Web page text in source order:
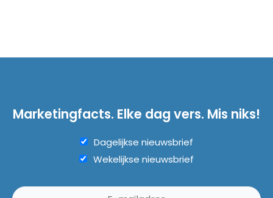
Marketingfacts. Elke dag vers. Mis niks!
Dagelijkse nieuwsbrief
Wekelijkse nieuwsbrief